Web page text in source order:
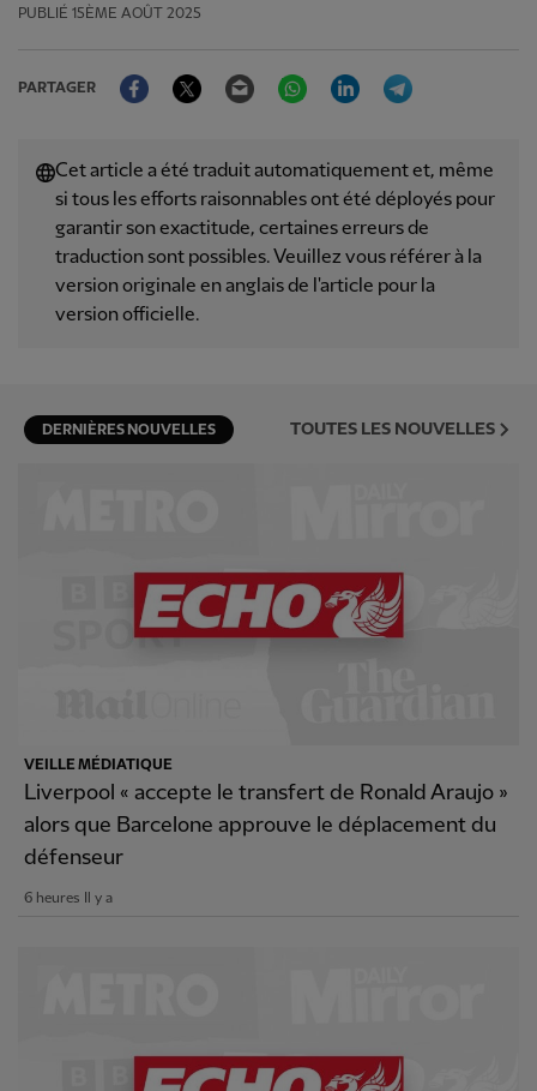
PUBLIÉ 15ÈME AOÛT 2025
PARTAGER
FacebookTwitter Email WhatsAppLinkedIn
Cet article a été traduit automatiquement et, même
si tous les efforts raisonnables ont été déployés pour
garantir son exactitude, certaines erreurs de
traduction sont possibles. Veuillez vous référer à la
version originale en anglais de l'article pour la
version officielle.
DERNIÈRES NOUVELLES TOUTES LES NOUVELLES
VEILLE MÉDIATIQUE
Liverpool « accepte le transfert de Ronald Araujo »
alors que Barcelone approuve le déplacement du
défenseur
6 heures Il y a